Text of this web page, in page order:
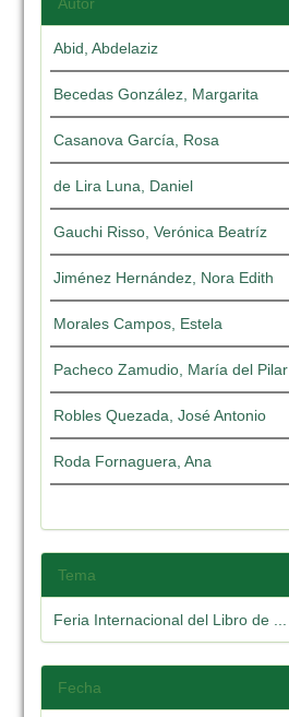
Abid, Abdelaziz
Becedas González, Margarita
Casanova García, Rosa
de Lira Luna, Daniel
Gauchi Risso, Verónica Beatríz
Jiménez Hernández, Nora Edith
Morales Campos, Estela
Pacheco Zamudio, María del Pilar
Robles Quezada, José Antonio
Roda Fornaguera, Ana
Tema
Feria Internacional del Libro de ...
Fecha